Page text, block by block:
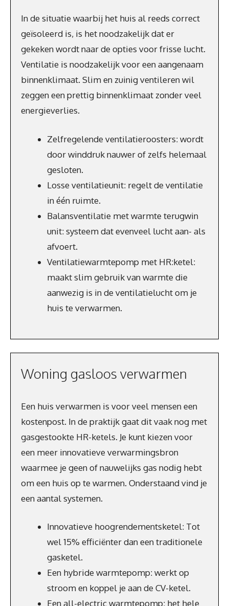
In de situatie waarbij het huis al reeds correct
geïsoleerd is, is het noodzakelijk dat er
gekeken wordt naar de opties voor frisse lucht.
Ventilatie is noodzakelijk voor een aangenaam
binnenklimaat. Slim en zuinig ventileren wil
zeggen een prettig binnenklimaat zonder veel
energieverlies.
Zelfregelende ventilatieroosters: wordt
door winddruk nauwer of zelfs helemaal
gesloten.
Losse ventilatieunit: regelt de ventilatie
in één ruimte.
Balansventilatie met warmte terugwin
unit: systeem dat evenveel lucht aan- als
afvoert.
Ventilatiewarmtepomp met HR:ketel:
maakt slim gebruik van warmte die
aanwezig is in de ventilatielucht om je
huis te verwarmen.
Woning gasloos verwarmen
Een huis verwarmen is voor veel mensen een
kostenpost. In de praktijk gaat dit vaak nog met
gasgestookte HR-ketels. Je kunt kiezen voor
een meer innovatieve verwarmingsbron
waarmee je geen of nauwelijks gas nodig hebt
om een huis op te warmen. Onderstaand vind je
een aantal systemen.
Innovatieve hoogrendementsketel: Tot
wel 15% efficiënter dan een traditionele
gasketel.
Een hybride warmtepomp: werkt op
stroom en koppel je aan de CV-ketel.
Een all-electric warmtepomp: het hele